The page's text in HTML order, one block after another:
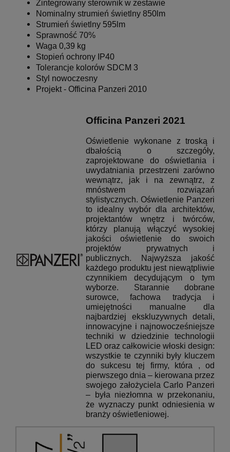
Zintegrowany sterownik w zestawie
Nominalny strumień świetlny 850lm
Strumień świetlny 595lm
Sprawność 70%
Waga 0,39 kg
Stopień ochrony IP40
Tolerancje kolorów SDCM 3
Styl nowoczesny
Projekt - Officina Panzeri 2010
Officina Panzeri 2021
Oświetlenie wykonane z troską i
dbałością o szczegóły,
zaprojektowane do oświetlania i
uwydatniania przestrzeni zarówno
wewnątrz, jak i na zewnątrz, z
mnóstwem rozwiązań
stylistycznych. Oświetlenie Panzeri
to idealny wybór dla architektów,
projektantów wnętrz i twórców,
którzy planują włączyć wysokiej
jakości oświetlenie do swoich
projektów prywatnych i
publicznych.
Najwyższa jakość
każdego produktu jest niewątpliwie
czynnikiem decydującym o tym
wyborze.
Starannie dobrane
surowce, fachowa tradycja i
umiejętności manualne dla
najbardziej ekskluzywnych detali,
innowacyjne i najnowocześniejsze
techniki w dziedzinie technologii
LED oraz całkowicie włoski design:
wszystkie te czynniki były kluczem
do sukcesu tej firmy, która
, od
pierwszego dnia – kierowana przez
swojego założyciela Carlo Panzeri
– była niezłomna w przekonaniu,
że wyznaczy punkt odniesienia w
branży oświetleniowej.